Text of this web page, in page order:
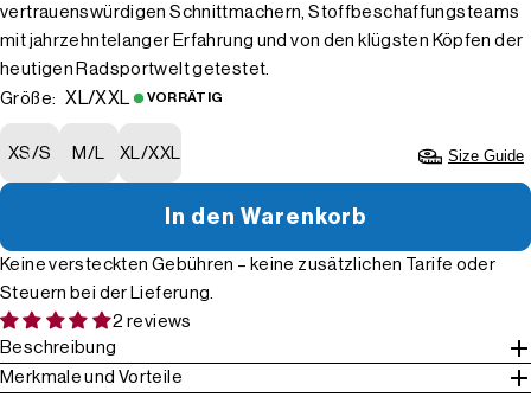
vertrauenswürdigen Schnittmachern, Stoffbeschaffungsteams
mit jahrzehntelanger Erfahrung und von den klügsten Köpfen der
heutigen Radsportwelt getestet.
Größe:
XL/XXL VORRÄTIG
XS/S M/L XL/XXL Size Guide
In den Warenkorb
Keine versteckten Gebühren – keine zusätzlichen Tarife oder
Steuern bei der Lieferung.
2 reviews
Beschreibung
Merkmale und Vorteile